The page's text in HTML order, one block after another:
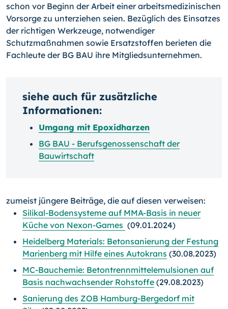
schon vor Beginn der Arbeit einer arbeitsmedizinischen
Vorsorge zu unterziehen seien. Bezüglich des Einsatzes
der richtigen Werkzeuge, notwendiger
Schutzmaßnahmen sowie Ersatz­stoffen berieten die
Fachleute der BG BAU ihre Mitgliedsunternehmen.
siehe auch für zusätzliche
Informationen:
Umgang mit Epoxidharzen
BG BAU - Berufsgenossenschaft der
Bauwirtschaft
zumeist jüngere Beiträge, die auf diesen verweisen:
Silikal-Bodensysteme auf MMA-Basis in neuer
Küche von Nexon-Games (09.01.2024)
Heidelberg Materials: Betonsanierung der Festung
Marienberg mit Hilfe eines Autokrans (30.08.2023)
MC-Bauchemie: Betontrennmittelemulsionen auf
Basis nachwachsender Rohstoffe (29.08.2023)
Sanierung des ZOB Hamburg-Bergedorf mit